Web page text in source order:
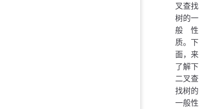
叉查找
树的一
般性
质。下
面，来
了解下
二叉查
找树的
一般性